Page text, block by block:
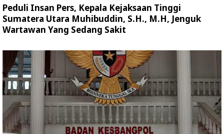
Peduli Insan Pers, Kepala Kejaksaan Tinggi
Sumatera Utara Muhibuddin, S.H., M.H, Jenguk
Wartawan Yang Sedang Sakit